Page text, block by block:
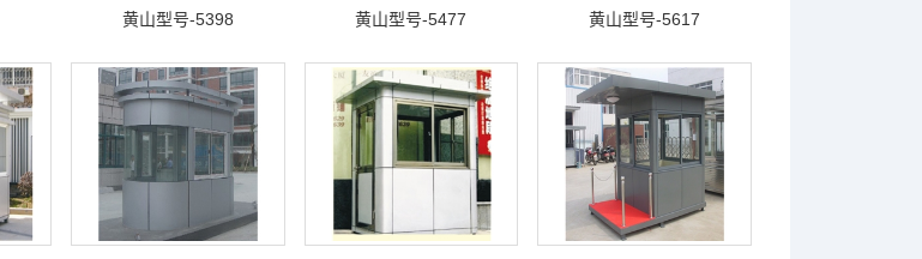
黄山型号-5398 黄山型号-5477 黄山型号-5617